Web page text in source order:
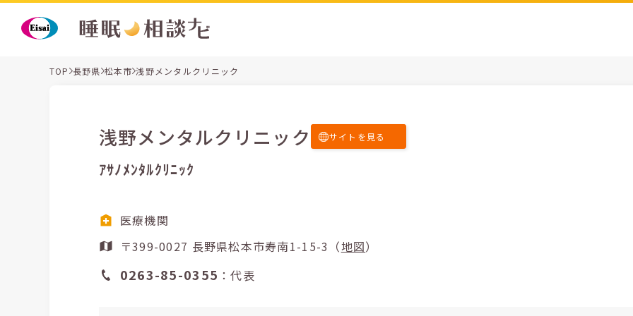
TOP 長野県 松本市 浅野メンタルクリニック
浅野メンタルクリニック サイトを見る
ｱｻﾉﾒﾝﾀﾙｸﾘﾆｯｸ
医療機関
〒399-0027 長野県松本市寿南1-15-3（地図）
0263-85-0355 ：代表